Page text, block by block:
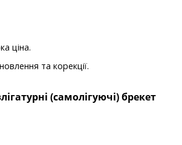
ціна.
та корекції.
(самолігуючі) брекет